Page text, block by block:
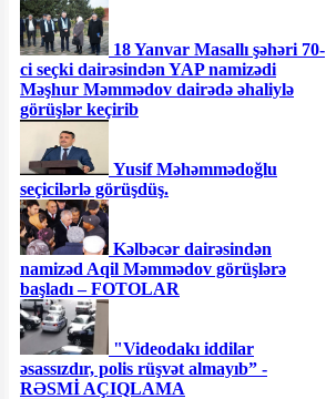
18 Yanvar Masallı şəhəri 70-
ci seçki dairəsindən YAP namizədi
Məşhur Məmmədov dairədə əhaliylə
görüşlər keçirib
Yusif Məhəmmədoğlu
seçicilərlə görüşdüş.
Kəlbəcər dairəsindən
namizəd Aqil Məmmədov görüşlərə
başladı – FOTOLAR
"Videodakı iddilar
əsassızdır, polis rüşvət almayıb” -
RƏSMİ AÇIQLAMA